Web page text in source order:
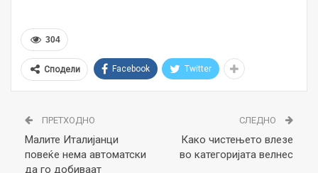
304
Сподели Facebook Twitter
ПРЕТХОДНО
Малите Италијанци
повеќе нема автоматски
да го добиваат
СЛЕДНО
Како чистењето влезе
во категоријата велнес